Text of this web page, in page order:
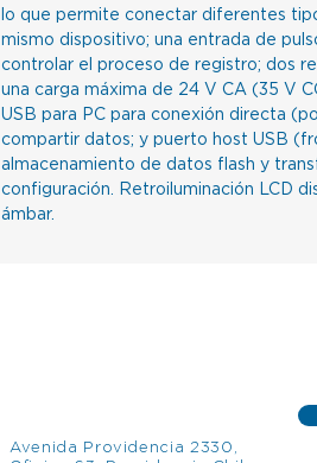
lo que permite conectar diferentes
mismo dispositivo; una entrada de
controlar el proceso de registro; dos
una carga máxima de 24 V CA (35 V
USB para PC para conexión directa
compartir datos; y puerto host USB
almacenamiento de datos flash y
configuración. Retroiluminación LCD
ámbar.
Avenida Providencia 2330,